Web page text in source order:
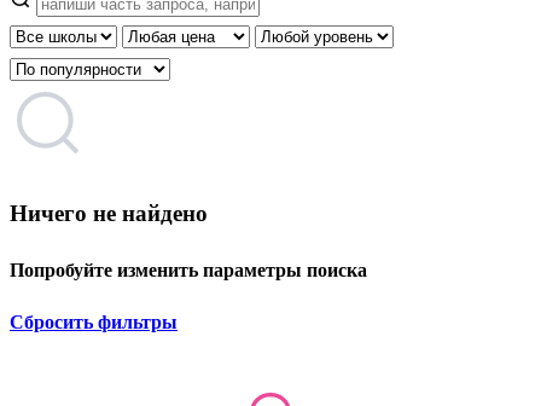
Ничего не найдено
Попробуйте изменить параметры поиска
Сбросить фильтры